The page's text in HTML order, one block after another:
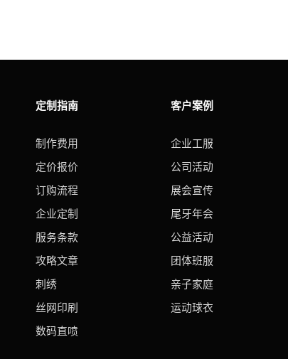
定制指南
制作费用
定价报价
订购流程
企业定制
服务条款
攻略文章
刺绣
丝网印刷
数码直喷
客户案例
企业工服
公司活动
展会宣传
尾牙年会
公益活动
团体班服
亲子家庭
运动球衣